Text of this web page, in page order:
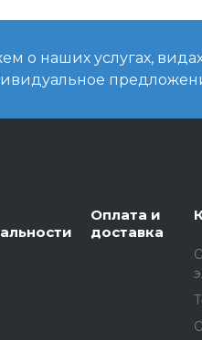
о наших услугах,
Оплата и
доставка